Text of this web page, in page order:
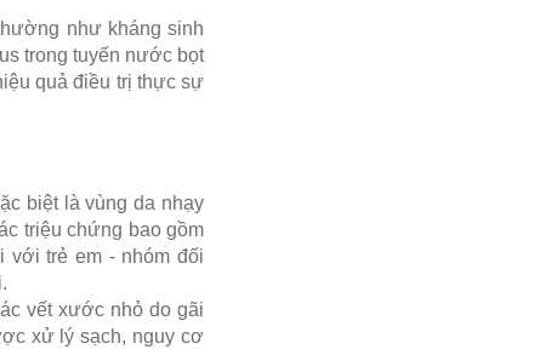
như kháng sinh
trong tuyến nước bọt
quả điều trị thực sự
biệt là vùng da nhạy
triệu chứng bao gồm
với trẻ em - nhóm đối
vết xước nhỏ do gãi
xử lý sạch, nguy cơ